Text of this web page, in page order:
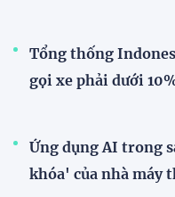
Tổng thống
gọi xe phải dưới
Ứng dụng AI trong
khóa' của nhà máy